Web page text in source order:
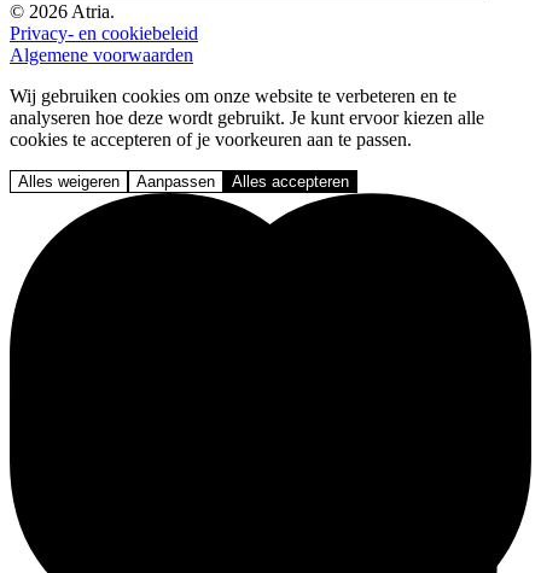
© 2026 Atria.
Privacy- en cookiebeleid
Algemene voorwaarden
Wij gebruiken cookies om onze website te verbeteren en te
analyseren hoe deze wordt gebruikt. Je kunt ervoor kiezen alle
cookies te accepteren of je voorkeuren aan te passen.
Alles weigeren Aanpassen Alles accepteren